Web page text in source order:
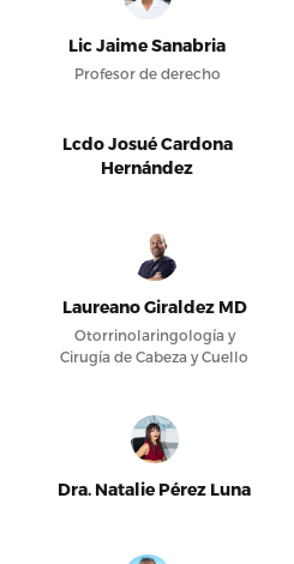
Lic Jaime Sanabria
Profesor de derecho
Lcdo Josué Cardona
Hernández
Laureano Giraldez MD
Otorrinolaringología y
Cirugía de Cabeza y Cuello
Dra. Natalie Pérez Luna